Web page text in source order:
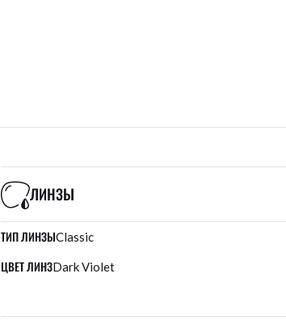
ЛИНЗЫ
ТИП ЛИНЗЫClassic
ЦВЕТ ЛИНЗDark Violet